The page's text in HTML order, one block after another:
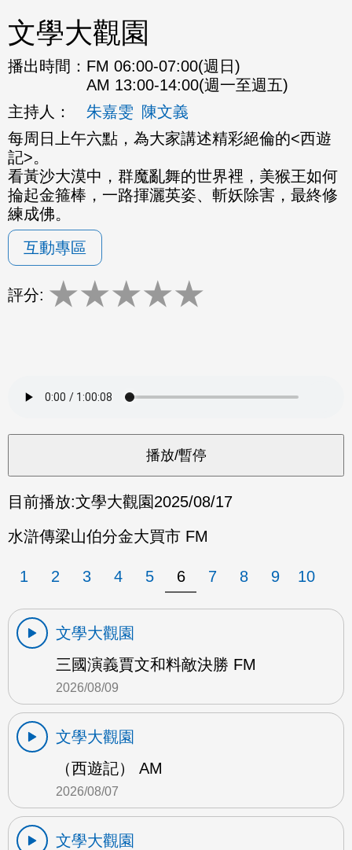
文學大觀園
播出時間： FM 06:00-07:00(週日)
AM 13:00-14:00(週一至週五)
主持人：
朱嘉雯 陳文義
每周日上午六點，為大家講述精彩絕倫的<西遊
記>。
看黃沙大漠中，群魔亂舞的世界裡，美猴王如何
掄起金箍棒，一路揮灑英姿、斬妖除害，最終修
練成佛。
互動專區
評分: ★★★★★
目前播放:文學大觀園2025/08/17
水滸傳梁山伯分金大買市 FM
1 2 3 4 5 6 7 8 9 10
文學大觀園
三國演義賈文和料敵決勝 FM
2026/08/09
文學大觀園
（西遊記） AM
2026/08/07
文學大觀園